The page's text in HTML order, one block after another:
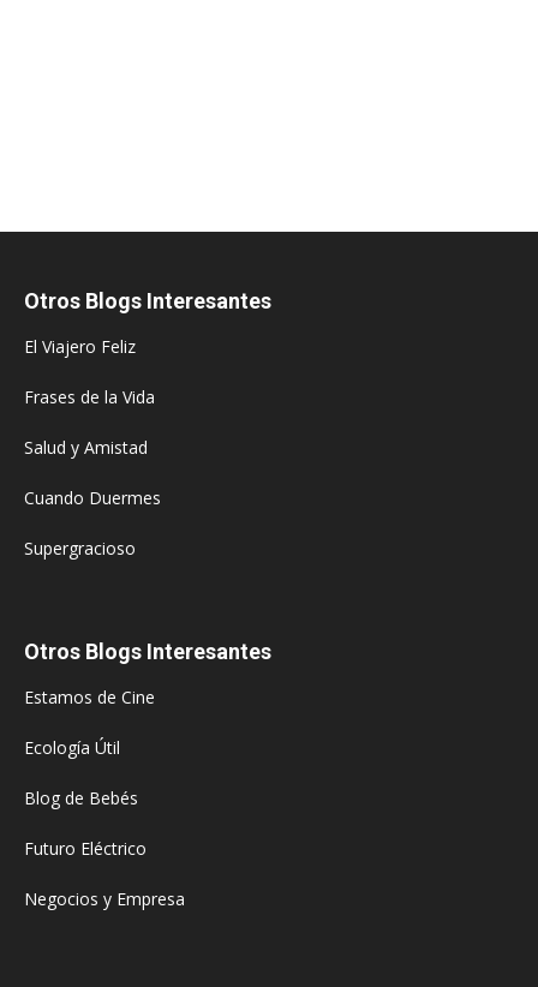
Otros Blogs Interesantes
El Viajero Feliz
Frases de la Vida
Salud y Amistad
Cuando Duermes
Supergracioso
Otros Blogs Interesantes
Estamos de Cine
Ecología Útil
Blog de Bebés
Futuro Eléctrico
Negocios y Empresa